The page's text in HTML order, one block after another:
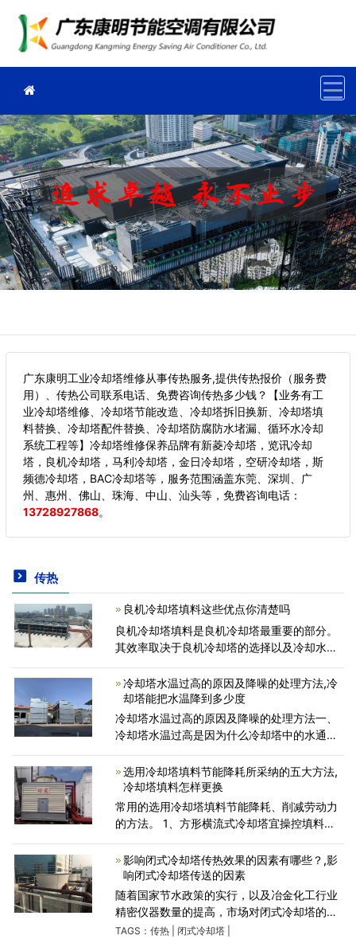
广东康明工业冷却塔维修从事传热服务,提供传热报价（服务费
用）、传热公司联系电话、免费咨询传热多少钱？【业务有工
业冷却塔维修、冷却塔节能改造、冷却塔拆旧换新、冷却塔填
料替换、冷却塔配件替换、冷却塔防腐防水堵漏、循环水冷却
系统工程等】冷却塔维修保养品牌有新菱冷却塔，览讯冷却
塔，良机冷却塔，马利冷却塔，金日冷却塔，空研冷却塔，斯
频德冷却塔，BAC冷却塔等，服务范围涵盖东莞、深圳、广
州、惠州、佛山、珠海、中山、汕头等， 免费咨询电话：
13728927868。
传热
良机冷却塔填料这些优点你清楚吗
良机冷却塔填料是良机冷却塔最重要的部分。
其效率取决于良机冷却塔的选择以及冷却水与
塔填料耐温60°C~75°C,抗老化，优异的性
能、抗紫外线，寿
冷却塔水温过高的原因及降噪的处理方法,冷
却塔能把水温降到多少度
冷却塔水温过高的原因及降噪的处理方法一、
冷却塔水温过高是因为什么冷却塔中的水通常
面积要求足够大。如果环境温度过高，例如高
于40℃，则冷却塔
选用冷却塔填料节能降耗所采纳的五大方法,
冷却塔填料怎样更换
常用的选用冷却塔填料节能降耗、削减劳动力
的方法。 1、方形横流式冷却塔宜操控填料顶
径的0.2倍。 2、逆流式冷却塔填料顶面至风筒
进口之
影响闭式冷却塔传热效果的因素有哪些？,影
响闭式冷却塔传送的因素
随着国家节水政策的实行，以及冶金化工行业
精密仪器数量的提高，市场对闭式冷却塔的需
求越来越大，与此同时公司闭式冷却塔的销售
TAGS： 传热| 闭式冷却塔|